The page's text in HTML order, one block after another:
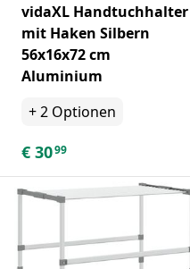
vidaXL Handtuchhalter
mit Haken Silbern
56x16x72 cm
Aluminium
+2 Optionen
€ 3099